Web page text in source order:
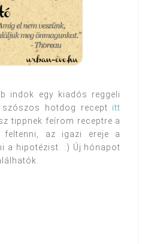
indok egy kiadós reggeli
hotdog recept itt
tippnek feírom receptre a
az igazi ereje a
a hipotézist. :) Új hónapot